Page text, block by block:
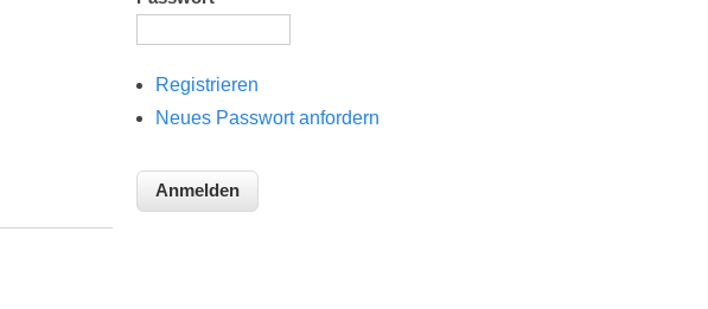
Registrieren
Neues Passwort anfordern